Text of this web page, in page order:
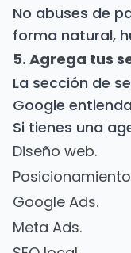
No abuses de
forma natural,
5. Agrega tus
La sección de
Google
Si tienes una
Diseño web.
Posicionamiento
Google Ads.
Meta Ads.